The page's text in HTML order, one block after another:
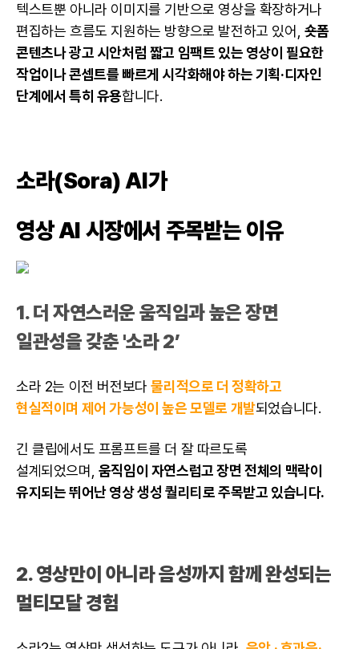
텍스트뿐 아니라 이미지를 기반으로 영상을 확장하거나
편집하는 흐름도 지원하는 방향으로 발전하고 있어, 숏폼
콘텐츠나 광고 시안처럼 짧고 임팩트 있는 영상이 필요한
작업이나 콘셉트를 빠르게 시각화해야 하는 기획·디자인
단계에서 특히 유용합니다.
소라(Sora) AI가
영상 AI 시장에서 주목받는 이유
1. 더 자연스러운 움직임과 높은 장면
일관성을 갖춘 '소라 2’
소라 2는 이전 버전보다물리적으로 더 정확하고
현실적이며 제어 가능성이 높은 모델로 개발되었습니다.
긴 클립에서도 프롬프트를 더 잘 따르도록
설계되었으며, 움직임이 자연스럽고 장면 전체의 맥락이
유지되는 뛰어난영상 생성 퀄리티로 주목받고 있습니다.
2. 영상만이 아니라 음성까지 함께 완성되는
멀티모달 경험